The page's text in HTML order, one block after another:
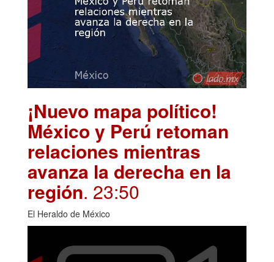
¡Nuevo mapa político!
México y Perú retoman
relaciones mientras
avanza la derecha en la
región. 23:50
El Heraldo de México